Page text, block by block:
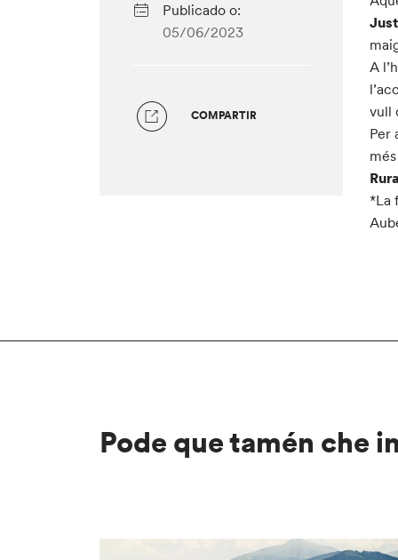
Publicado o:
05/06/2023
COMPARTIR
A
vull
Per
*La
Pode que tamén che